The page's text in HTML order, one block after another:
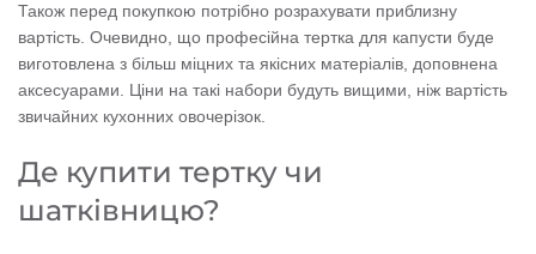
Також перед покупкою потрібно розрахувати приблизну
вартість. Очевидно, що професійна тертка для капусти буде
виготовлена ​​з більш міцних та якісних матеріалів, доповнена
аксесуарами. Ціни на такі набори будуть вищими, ніж вартість
звичайних кухонних овочерізок.
Де купити тертку чи
шатківницю?